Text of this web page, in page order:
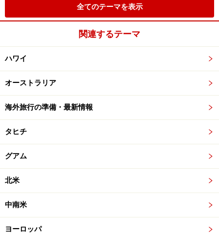
全てのテーマを表示
関連するテーマ
ハワイ
オーストラリア
海外旅行の準備・最新情報
タヒチ
グアム
北米
中南米
ヨーロッパ